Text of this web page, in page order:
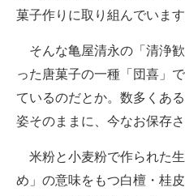
菓子作りに取り組んでいます
そんな亀屋清永の「清浄
った唐菓子の一種「団喜」
ているのだとか。数多くあ
姿そのままに、今なお保存
米粉と小麦粉で作られた
め」の意味をもつ白檀・桂